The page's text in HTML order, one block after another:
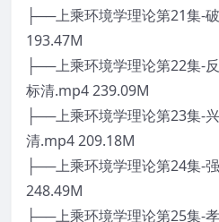
├──上乘环境学理论第21集-
193.47M
├──上乘环境学理论第22集-
标清.mp4 239.09M
├──上乘环境学理论第23集-
清.mp4 209.18M
├──上乘环境学理论第24集-
248.49M
├──上乘环境学理论第25集-